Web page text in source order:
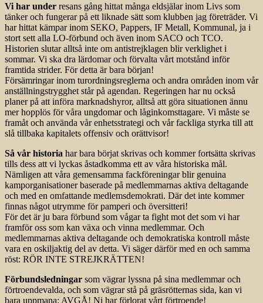
Vi har under resans gång hittat många eldsjälar inom Livs som
tänker och fungerar på ett liknade sätt som klubben jag företräder. Vi
har hittat kämpar inom SEKO, Pappers, IF Metall, Kommunal, ja i
stort sett alla LO-förbund och även inom SACO och TCO.
Historien slutar alltså inte om antistrejklagen blir verklighet i
sommar. Vi ska dra lärdomar och förvalta vårt motstånd inför
framtida strider. För detta är bara början!
Försämringar inom turordningsreglerna och andra områden inom vår
anställningstrygghet står på agendan. Regeringen har nu också
planer på att införa marknadshyror, alltså att göra situationen ännu
mer hopplös för våra ungdomar och låginkomsttagare. Vi måste se
framåt och använda vår enhetsstrategi och vår fackliga styrka till att
slå tillbaka kapitalets offensiv och orättvisor!
Så vår historia har bara börjat skrivas och kommer fortsätta skrivas
tills dess att vi lyckas åstadkomma ett av våra historiska mål.
Nämligen att våra gemensamma fackföreningar blir genuina
kamporganisationer baserade på medlemmarnas aktiva deltagande
och med en omfattande medlemsdemokrati. Där det inte kommer
finnas något utrymme för pamperi och översitteri!
För det är ju bara förbund som vågar ta fight mot det som vi har
framför oss som kan växa och vinna medlemmar. Och
medlemmarnas aktiva deltagande och demokratiska kontroll måste
vara en oskiljaktig del av detta. Vi säger därför med en och samma
röst: RÖR INTE STREJKRÄTTEN!
Förbundsledningar som vägrar lyssna på sina medlemmar och
förtroendevalda, och som vägrar stå på gräsrötternas sida, kan vi
bara uppmana: AVGÅ! Ni har förlorat vårt förtroende!